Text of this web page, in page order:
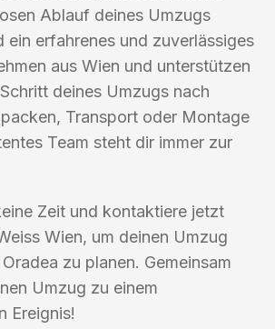
Ablauf deines Umzugs
ein erfahrenes und zuverlässiges
aus Wien und unterstützen
deines Umzugs nach
Transport oder Montage
Team steht dir immer zur
Zeit und kontaktiere jetzt
Wien, um deinen Umzug
zu planen. Gemeinsam
Umzug zu einem
Ereignis!